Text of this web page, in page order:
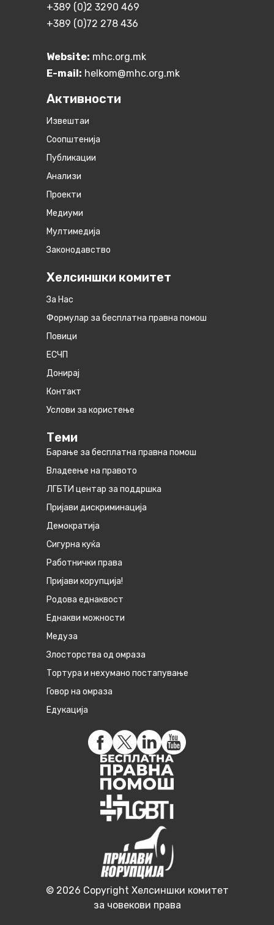
+389 (0)2 3290 469
+389 (0)72 278 436
Website: mhc.org.mk
E-mail: helkom@mhc.org.mk
Активности
Извештаи
Соопштенија
Публикации
Анализи
Проекти
Медиуми
Мултимедија
Законодавство
Хелсиншки комитет
За Нас
Формулар за бесплатна правна помош
Повици
ЕСЧП
Донирај
Контакт
Услови за користење
Теми
Барање за бесплатна правна помош
Владеење на правото
ЛГБТИ центар за поддршка
Пријави дискриминација
Демократија
Сигурна куќа
Работнички права
Пријави корупција!
Родова еднаквост
Eднакви можности
Медуза
Злосторства од омраза
Тортура и нехумано постапување
Говор на омраза
Едукација
© 2026 Copyright Хелсиншки комитет
за човекови права